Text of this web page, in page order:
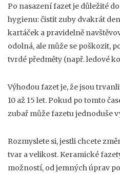
Po nasazení fazet je důležité
hygienu: čistit zuby dvakrát
kartáček a pravidelně
odolná, ale může se poškozit,
tvrdé předměty (např. ledové
Výhodou fazet je, že jsou
10 až 15 let. Pokud po tomto
zubař může fazetu jednoduše
Rozmyslete si, jestli chcete
tvar a velikost. Keramické
možností, od jemných úprav